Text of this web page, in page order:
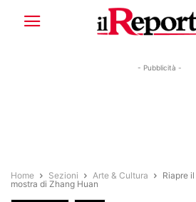
- Pubblicità -
Home Sezioni Arte & Cultura
Riapre
mostra di Zhang Huan